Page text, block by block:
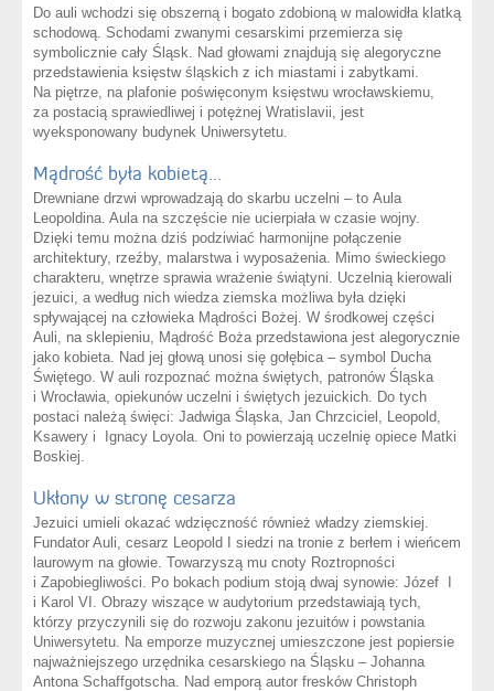
Do auli wchodzi się obszerną i bogato zdobioną w malowidła klatką
schodową. Schodami zwanymi cesarskimi przemierza się
symbolicznie cały Śląsk. Nad głowami znajdują się alegoryczne
przedstawienia księstw śląskich z ich miastami i zabytkami.
Na piętrze, na plafonie poświęconym księstwu wrocławskiemu,
za postacią sprawiedliwej i potężnej Wratislavii, jest
wyeksponowany budynek Uniwersytetu.
Mądrość była kobietą…
Drewniane drzwi wprowadzają do skarbu uczelni – to Aula
Leopoldina. Aula na szczęście nie ucierpiała w czasie wojny.
Dzięki temu można dziś podziwiać harmonijne połączenie
architektury, rzeźby, malarstwa i wyposażenia. Mimo świeckiego
charakteru, wnętrze sprawia wrażenie świątyni. Uczelnią kierowali
jezuici, a według nich wiedza ziemska możliwa była dzięki
spływającej na człowieka Mądrości Bożej. W środkowej części
Auli, na sklepieniu, Mądrość Boża przedstawiona jest alegorycznie
jako kobieta. Nad jej głową unosi się gołębica – symbol Ducha
Świętego. W auli rozpoznać można świętych, patronów Śląska
i Wrocławia, opiekunów uczelni i świętych jezuickich. Do tych
postaci należą święci: Jadwiga Śląska, Jan Chrzciciel, Leopold,
Ksawery i Ignacy Loyola. Oni to powierzają uczelnię opiece Matki
Boskiej.
Ukłony w stronę cesarza
Jezuici umieli okazać wdzięczność również władzy ziemskiej.
Fundator Auli, cesarz Leopold I siedzi na tronie z berłem i wieńcem
laurowym na głowie. Towarzyszą mu cnoty Roztropności
i Zapobiegliwości. Po bokach podium stoją dwaj synowie: Józef I
i Karol VI. Obrazy wiszące w audytorium przedstawiają tych,
którzy przyczynili się do rozwoju zakonu jezuitów i powstania
Uniwersytetu. Na emporze muzycznej umieszczone jest popiersie
najważniejszego urzędnika cesarskiego na Śląsku – Johanna
Antona Schaffgotscha. Nad emporą autor fresków Christoph